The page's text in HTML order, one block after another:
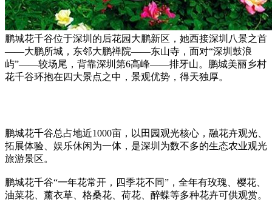
鹏城花千谷位于深圳的后花园大鹏新区，她西接深圳八景之首
——大鹏所城，东邻大鹏禅院——东山寺，面对“深圳鼓浪
屿”——较场尾，背靠深圳第6高峰——排牙山。鹏城美丽乡村
花千谷环抱在四大景点之中，景观优势，得天独厚。
鹏城花千谷总占地近1000亩，以田园观光核心，融花卉观光、
拓展体验、娱乐休闲为一体，是深圳为数不多的生态农业观光
旅游景区。
鹏城花千谷“一年花常开，四季花不同”，全年有玫瑰、樱花、
油菜花、薰衣草、格桑花、荷花、醉蝶等多种花卉可供观赏。